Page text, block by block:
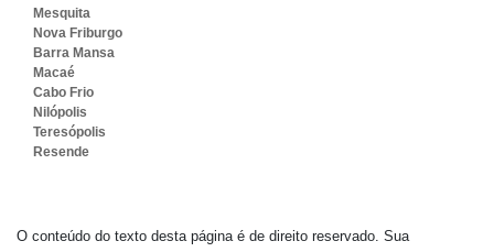
Mesquita
Nova Friburgo
Barra Mansa
Macaé
Cabo Frio
Nilópolis
Teresópolis
Resende
O conteúdo do texto desta página é de direito reservado. Sua